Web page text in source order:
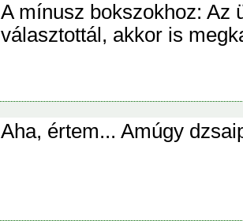
A mínusz bokszokhoz: Az
választottál, akkor is
Aha, értem... Amúgy